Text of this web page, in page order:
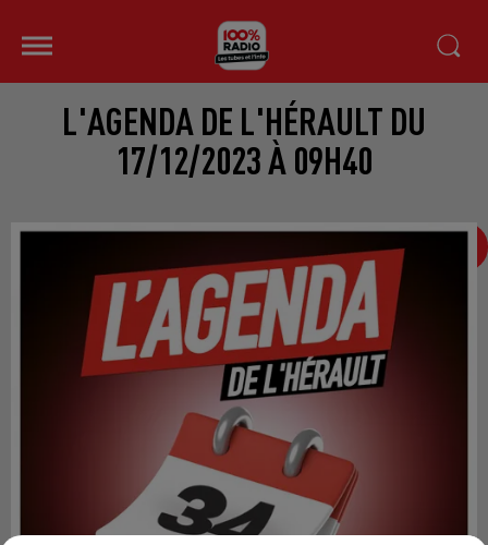
L'AGENDA DE L'HÉRAULT DU
17/12/2023 À 09H40